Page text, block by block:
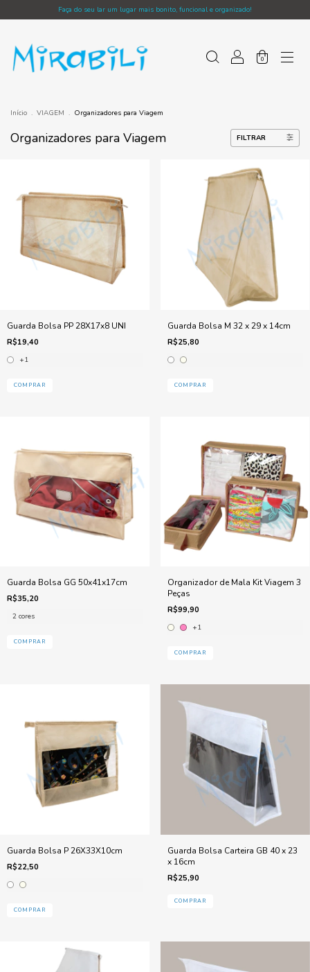
Faça do seu lar um lugar mais bonito, funcional e organizado!
0
Início . VIAGEM . Organizadores para Viagem
Organizadores para Viagem FILTRAR
Guarda Bolsa PP 28X17x8 UNI
R$19,40
+1
COMPRAR
Guarda Bolsa M 32 x 29 x 14cm
R$25,80
COMPRAR
Guarda Bolsa GG 50x41x17cm
R$35,20
2 cores
COMPRAR
Organizador de Mala Kit Viagem 3
Peças
R$99,90
+1
COMPRAR
Guarda Bolsa P 26X33X10cm
R$22,50
COMPRAR
Guarda Bolsa Carteira GB 40 x 23
x 16cm
R$25,90
COMPRAR